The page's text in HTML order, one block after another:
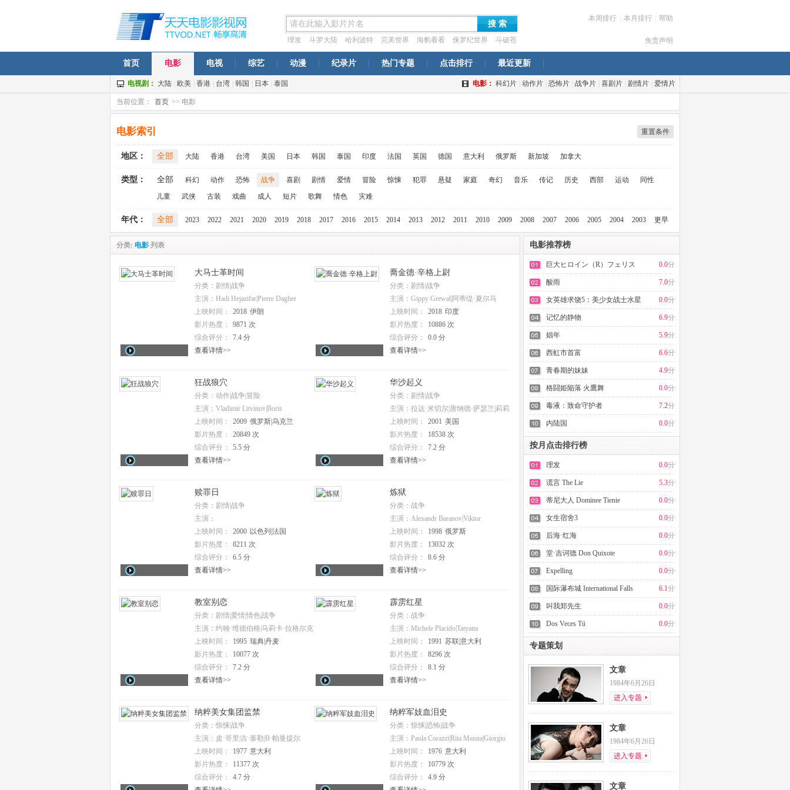
搜 索
理发 斗罗大陆 哈利波特 完美世界 海豹看看 侏罗纪世界
斗破苍
穹年番
一念永恒 西虹市首富 梦中的那片海
本周排行 本月排行 帮助
免责声明
首页 电影 电视 综艺 动漫 纪录片 热门专题 点击排行 最近更新
电视剧： 大陆 欧美 香港 台湾 韩国 日本 泰国 电影： 科幻片 动作片 恐怖片 战争片 喜剧片 剧情片 爱情片
当前位置： 首页 >> 电影
电影索引 重置条件
地区： 全部 大陆 香港 台湾 美国 日本 韩国 泰国 印度 法国 英国 德国 意大利 俄罗斯 新加坡 加拿大
类型： 全部 科幻 动作 恐怖 战争 喜剧 剧情 爱情 冒险 惊悚 犯罪 悬疑 家庭 奇幻 音乐 传记 历史 西部 运动
同性
儿童
武侠 古装 戏曲 成人 短片 歌舞 情色 灾难
年代： 全部 2023 2022 2021 2020 2019 2018 2017 2016 2015 2014 2013 2012 2011 2010 2009 2008 2007 2006 2005 2004 2003 更早
分类: 电影 列表
大马士革时间
分类：剧情|战争
主演：Hadi Hejazifar|Pierre Dagher
上映时间：
2018 伊朗
影片热度：
9871 次
综合评分：
7.4 分
查看详情>>
喬金德·辛格上尉
分类：剧情|战争
主演：Gippy Grewal|阿蒂缇·夏尔马
上映时间：
2018 印度
影片热度：
10886 次
综合评分：
0.0 分
查看详情>>
狂战狼穴
分类：动作|战争|冒险
主演：Vladimir Litvinov|Boris
Galkin|Vyacheslav Razbegaev
上映时间： 2009 俄罗斯|乌克兰
影片热度：
20849 次
综合评分：
5.5 分
查看详情>>
华沙起义
分类：剧情|战争
主演：拉达·米切尔|唐纳德·萨瑟兰|莉莉
·索博斯基|汉克·阿扎利亚
上映时间： 2001 美国
影片热度：
18538 次
综合评分：
7.2 分
查看详情>>
赎罪日
分类：剧情|战争
主演：
上映时间：
2000 以色列|法国
影片热度：
8211 次
综合评分：
6.5 分
查看详情>>
炼狱
分类：战争
主演：Alexandr Baranov|Viktor
Stepanov|Viktor Stepanov
上映时间： 1998 俄罗斯
影片热度：
13032 次
综合评分：
8.6 分
查看详情>>
教室别恋
分类：剧情|爱情|情色|战争
主演：约翰·维德伯格|马莉卡·拉格尔克
朗斯|托马斯·冯·布罗姆森|卡琳·胡尔特|
尼娜·贡克|伯恩·谢尔曼|肯内特·米尔多
夫|西格·塞德隆德|乔治·比塞特|佩尔·奥
洛夫·伯耶松|莫妮卡·斯滕贝克|芒努斯·
安德松|米卡埃尔·本特松|佩卡·奥尔斯泰
特|霍坎·安德松|比约恩·贝里斯特伦|弗
上映时间： 1995 瑞典|丹麦
影片热度：
10077 次
综合评分：
7.2 分
查看详情>>
霹雳红星
分类：战争
主演：Michele Placido|Tatyana
Dogileva|Mikhail Zhigalov
上映时间： 1991 苏联|意大利
影片热度：
8296 次
综合评分：
8.1 分
查看详情>>
纳粹美女集团监禁
分类：惊悚|战争
主演：皮·哥里|吉·泰勒|B·帕曼提尔
上映时间：
1977 意大利
影片热度：
11377 次
综合评分：
4.7 分
纳粹军妓血泪史
分类：惊悚|恐怖|战争
主演：Paola Corazzi|Rita Manna|Giorgio
Cerioni
上映时间： 1976 意大利
影片热度：
10779 次
综合评分：
4.9 分
电影推荐榜
0.0分
巨大ヒロイン（R）フェリス
7.0分
酸雨
0.0分
女英雄求饶5：美少女战士水星
陨落 6.9分
记忆的静物
5.9分
娼年
6.6分
西虹市首富
4.9分
青春期的妹妹
0.0分
格闘姫陥落 火鷹舞
7.2分
毒液：致命守护者
0.0分
内陆国
按月点击排行榜
0.0分
理发
5.3分
谎言 The Lie
0.0分
蒂尼大人 Dominee Tienie
0.0分
女生宿舍3
0.0分
后海·红海
0.0分
堂·吉诃德 Don Quixote
0.0分
Expelling
6.1分
国际瀑布城 International Falls
0.0分
叫我郑先生
0.0分
Dos Veces Tú
专题策划
文章
1984年6月26日
进入专题
文章
1984年6月26日
进入专题
文章